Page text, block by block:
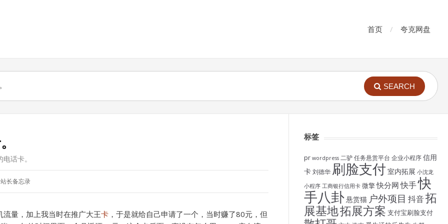
首页 夸克网盘
SEARCH
电话卡。
站长备忘录
量，加上我当时在推广大王卡 ，于是就给自己申请了一个，当时赚了80元，但
标签
pr wordpress 二驴任务悬赏平台 企业小程序信用
卡刘德华 刷脸支付 室内拓展 小沈龙
小程序 工商银行信用卡 微擎快分网 快手快
手八卦悬赏猫 户外项目 抖音拓
展基地拓展方案 支付宝刷脸支付